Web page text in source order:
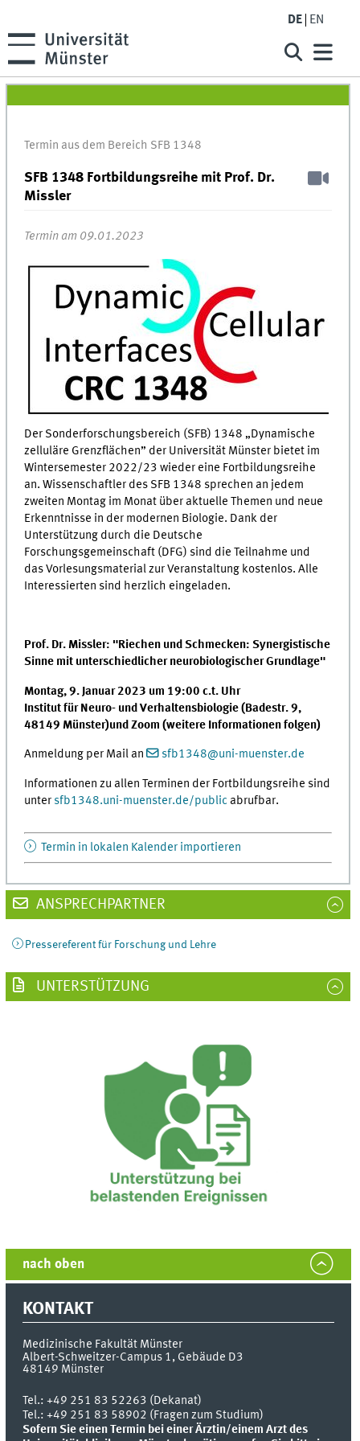
DE EN
Termin aus dem Bereich SFB 1348
SFB 1348 Fortbildungsreihe mit Prof. Dr.
Missler
Termin am 09.01.2023
Der Sonderforschungsbereich (SFB) 1348 „Dynamische
zelluläre Grenzflächen” der Universität Münster bietet im
Wintersemester 2022/23 wieder eine Fortbildungsreihe
an. Wissenschaftler des SFB 1348 sprechen an jedem
zweiten Montag im Monat über aktuelle Themen und neue
Erkenntnisse in der modernen Biologie. Dank der
Unterstützung durch die Deutsche
Forschungsgemeinschaft (DFG) sind die Teilnahme und
das Vorlesungsmaterial zur Veranstaltung kostenlos. Alle
Interessierten sind herzlich eingeladen.
Prof. Dr. Missler: "Riechen und Schmecken: Synergistische
Sinne mit unterschiedlicher neurobiologischer Grundlage"
Montag, 9. Januar 2023 um 19:00 c.t. Uhr
Institut für Neuro- und Verhaltensbiologie (Badestr. 9,
48149 Münster)undZoom (weitere Informationen folgen)
Anmeldung per Mail an sfb1348@uni-muenster.de
Informationen zu allen Terminen der Fortbildungsreihe sind
unter sfb1348.uni-muenster.de/public abrufbar.
Termin in lokalen Kalender importieren
ANSPRECHPARTNER
Pressereferent für Forschung und Lehre
UNTERSTÜTZUNG
nach oben
KONTAKT
Medizinische Fakultät Münster
Albert-Schweitzer-Campus 1, Gebäude D3
48149 Münster
Tel.:+49 251 83 52263 (Dekanat)
Tel.: +49 251 83 58902 (Fragen zum Studium)
Sofern Sie einen Termin bei einer Ärztin/einem Arzt des